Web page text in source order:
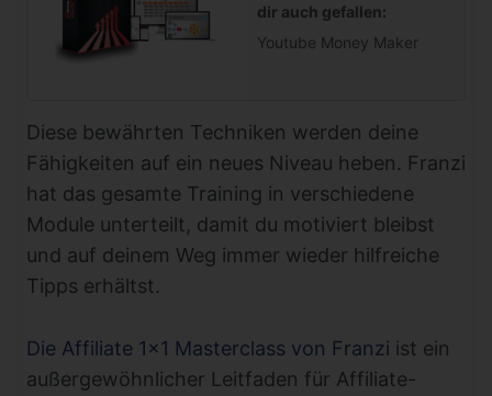
dir auch gefallen:
Youtube Money Maker
Diese bewährten Techniken werden deine
Fähigkeiten auf ein neues Niveau heben. Franzi
hat das gesamte Training in verschiedene
Module unterteilt, damit du motiviert bleibst
und auf deinem Weg immer wieder hilfreiche
Tipps erhältst.
Die Affiliate 1×1 Masterclass von Franzi ist ein
außergewöhnlicher Leitfaden für Affiliate-